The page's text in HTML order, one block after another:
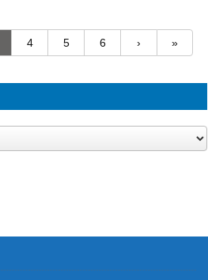
4 5 6 › »